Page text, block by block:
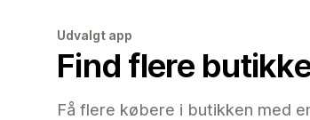
Udvalgt app
Find flere
Få flere købere i butikken med